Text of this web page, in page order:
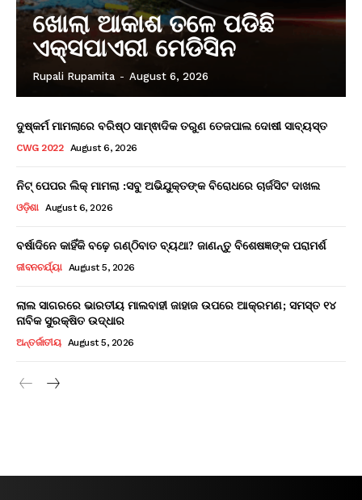
ଖୋଲା ଆକାଶ ତଳେ ପଡିଛି
ଏକ୍ସପାଏରୀ ମେଡିସିନ
Rupali Rupamita - August 6, 2026
ଦୁଷ୍କର୍ମ ମାମଲାରେ ବରିଷ୍ଠ ସାମ୍ଵାଦିକ ତରୁଣ ତେଜପାଲ ଦୋଷୀ ସାବ୍ୟସ୍ତ
CWG 2022 August 6, 2026
ନିଟ୍ ପେପର ଲିକ୍ ମାମଲା :ସବୁ ଅଭିଯୁକ୍ତଙ୍କ ବିରୋଧରେ ଚାର୍ଜସିଟ ଦାଖଲ
ଓଡ଼ିଶା August 6, 2026
ବର୍ଷାଦିନେ କାହିଁକି ବଢ଼େ ଗଣ୍ଠିବାତ ବ୍ୟଥା? ଜାଣନ୍ତୁ ବିଶେଷଜ୍ଞଙ୍କ ପରାମର୍ଶ
ଜୀବନଚର୍ଯ୍ୟା August 5, 2026
ଲାଲ ସାଗରରେ ଭାରତୀୟ ମାଲବାହୀ ଜାହାଜ ଉପରେ ଆକ୍ରମଣ; ସମସ୍ତ ୧୪
ନାବିକ ସୁରକ୍ଷିତ ଉଦ୍ଧାର
ଅନ୍ତର୍ଜାତୀୟ August 5, 2026